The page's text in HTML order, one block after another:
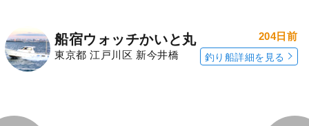
船宿ウォッチかいと丸
東京都 江戸川区 新今井橋
204日前
釣り船詳細を見る